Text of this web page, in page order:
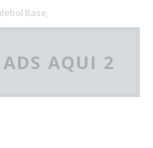
Base,
ADS AQUI 2